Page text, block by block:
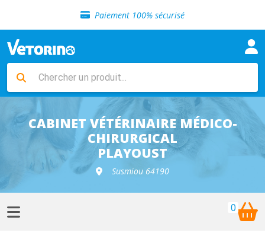
Paiement 100% sécurisé
Livraison gratuite en clinique vétérinaire
Sélection de croquettes vétérinaire
Livraison gratuite en clinique vétérinaire
Retour gratuit en clinique
Sélection de croquettes vétérinaire
CABINET VÉTÉRINAIRE MÉDICO-
CHIRURGICAL
PLAYOUST
Susmiou 64190
0